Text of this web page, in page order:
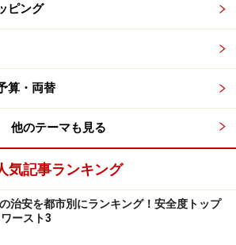
ピング
算・両替
他のテーマも見る
気記事ランキング
治安を都市別にランキング！安全度トップ
ースト3